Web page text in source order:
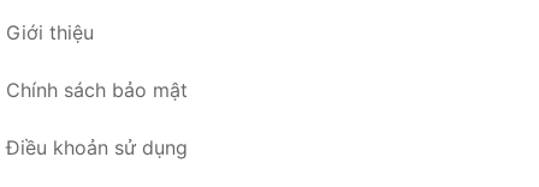
Giới thiệu
Chính sách bảo mật
Điều khoản sử dụng